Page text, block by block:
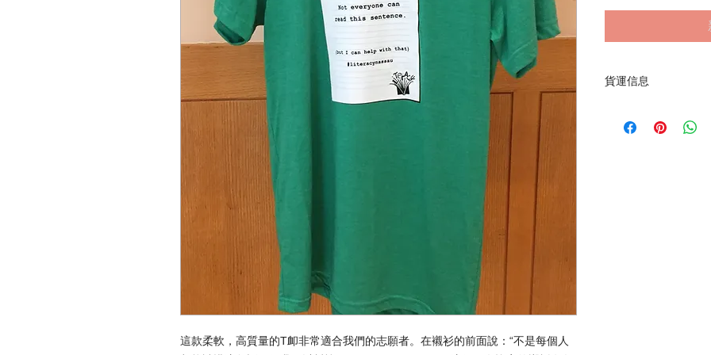
這款柔軟，高質量的T卹非常適合我們的志願者。在襯衫的前面說：“不是每個人
貨運信息
們可以額外收取$ 5